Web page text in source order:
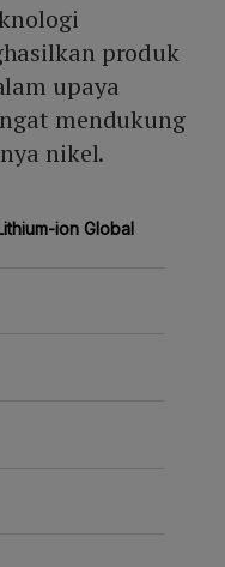
produk
upaya
mendukung
nikel.